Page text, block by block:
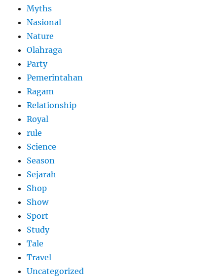
Myths
Nasional
Nature
Olahraga
Party
Pemerintahan
Ragam
Relationship
Royal
rule
Science
Season
Sejarah
Shop
Show
Sport
Study
Tale
Travel
Uncategorized